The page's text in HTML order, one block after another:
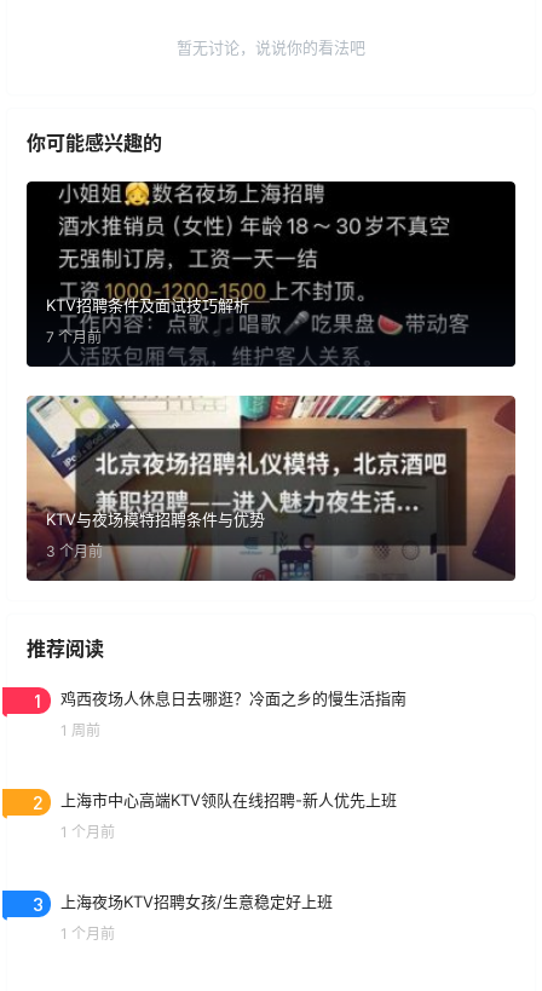
暂无讨论，说说你的看法吧
你可能感兴趣的
KTV招聘条件及面试技巧解析
7 个月前
KTV与夜场模特招聘条件与优势
3 个月前
推荐阅读
1 鸡西夜场人休息日去哪逛？冷面之乡的慢生活指南
1 周前
2 上海市中心高端KTV领队在线招聘-新人优先上班
1 个月前
3 上海夜场KTV招聘女孩/生意稳定好上班
1 个月前